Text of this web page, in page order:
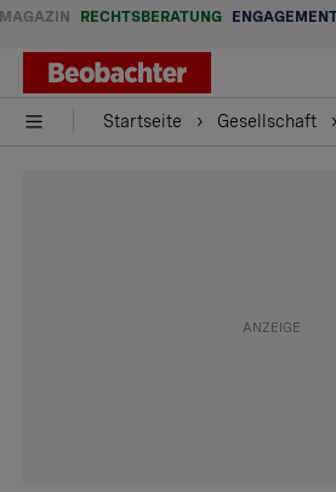
MAGAZIN RECHTSBERATUNG
Startseite Gesellschaft